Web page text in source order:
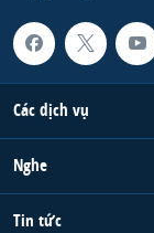
Các dịch vụ
Nghe
Tin tức